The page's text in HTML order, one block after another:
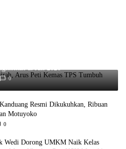
di Juli 2026
0
Resmi Dikukuhkan, Ribuan
Motuyoko
0
Wedi Dorong UMKM Naik Kelas